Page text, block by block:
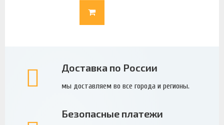
Доставка по России
мы доставляем во все города и регионы.
Безопасные платежи